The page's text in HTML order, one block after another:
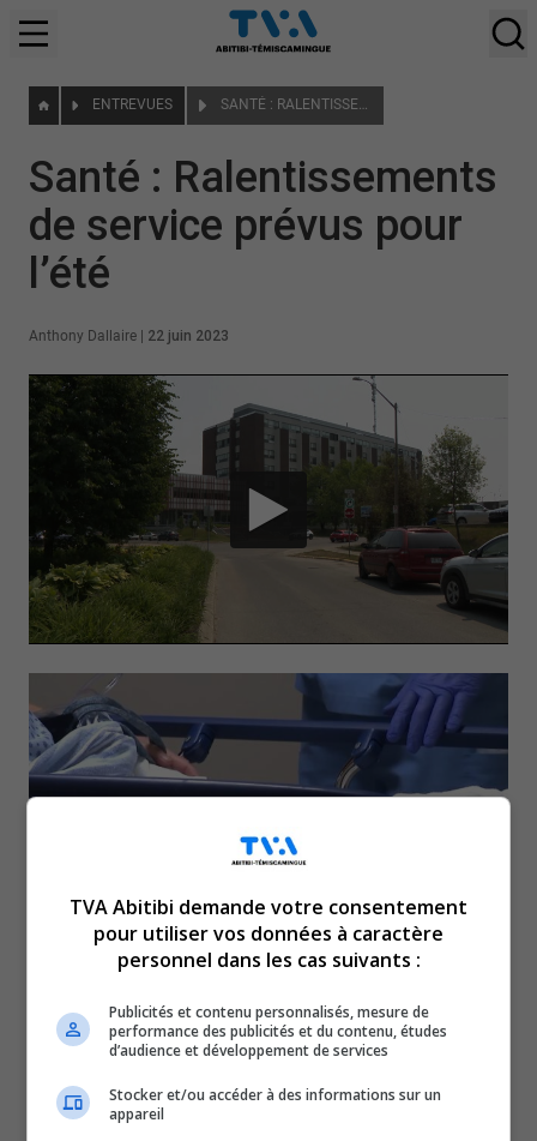
ENTREVUES SANTÉ : RALENTISSEMENTS DE SERVICE PRÉVUS POUR L’ÉTÉ
Santé : Ralentissements
de service prévus pour
l’été
Anthony Dallaire 22 juin 2023
L’été s’annonce plus
favorable que l’année
dernière, dans le milieu de
TVA Abitibi demande votre consentement
pour utiliser vos données à caractère
personnel dans les cas suivants :
Publicités et contenu personnalisés, mesure de
performance des publicités et du contenu, études
d’audience et développement de services
Stocker et/ou accéder à des informations sur un
appareil